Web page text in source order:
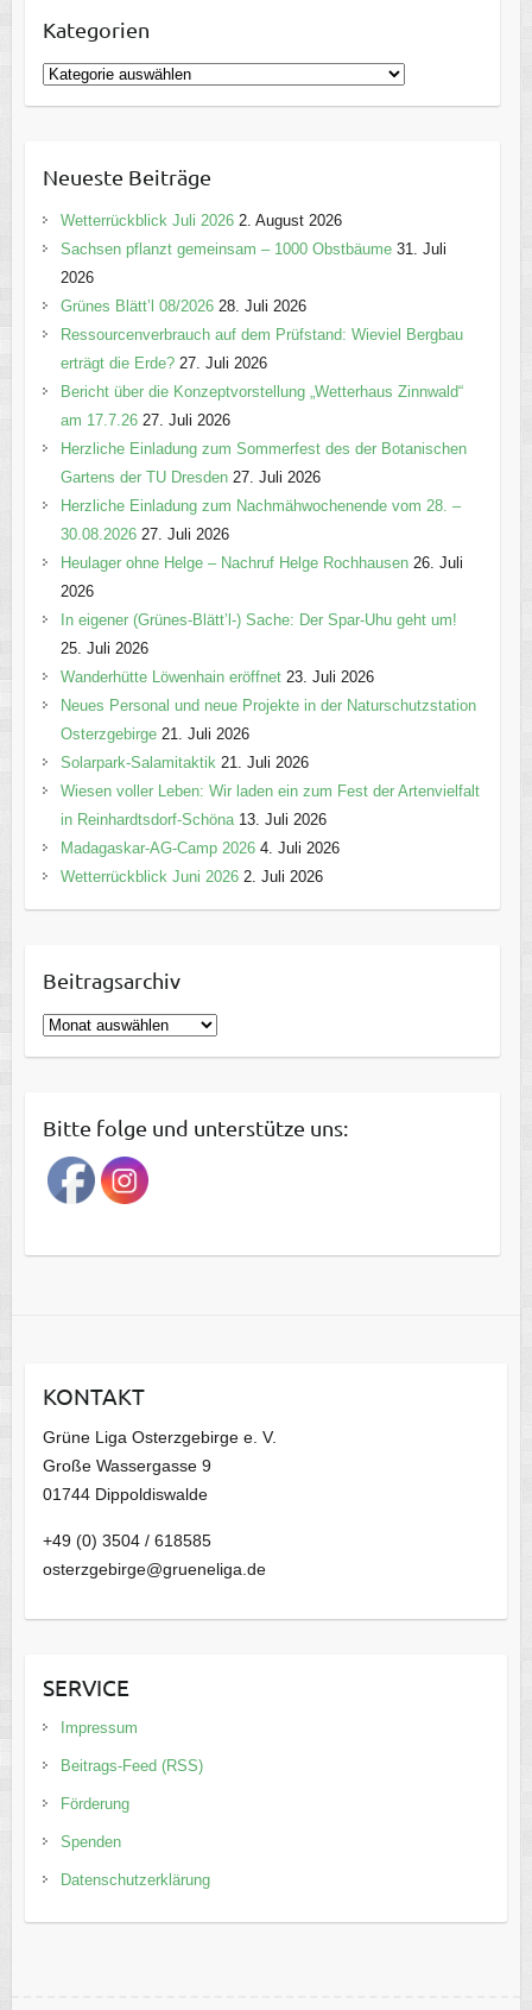
Kategorien
K
a
g
o
r
e
n
Neueste Beiträge
Wetterrückblick Juli 2026 2. August 2026
Sachsen pflanzt gemeinsam – 1000 Obstbäume 31. Juli
2026
Grünes Blätt’l 08/2026 28. Juli 2026
Ressourcenverbrauch auf dem Prüfstand: Wieviel Bergbau
erträgt die Erde? 27. Juli 2026
Bericht über die Konzeptvorstellung „Wetterhaus Zinnwald“
am 17.7.26 27. Juli 2026
Herzliche Einladung zum Sommerfest des der Botanischen
Gartens der TU Dresden 27. Juli 2026
Herzliche Einladung zum Nachmähwochenende vom 28. –
30.08.2026 27. Juli 2026
Heulager ohne Helge – Nachruf Helge Rochhausen 26. Juli
2026
In eigener (Grünes-Blätt’l-) Sache: Der Spar-Uhu geht um!
25. Juli 2026
Wanderhütte Löwenhain eröffnet 23. Juli 2026
Neues Personal und neue Projekte in der Naturschutzstation
Osterzgebirge 21. Juli 2026
Solarpark-Salamitaktik 21. Juli 2026
Wiesen voller Leben: Wir laden ein zum Fest der Artenvielfalt
in Reinhardtsdorf-Schöna 13. Juli 2026
Madagaskar-AG-Camp 2026 4. Juli 2026
Wetterrückblick Juni 2026 2. Juli 2026
Beitragsarchiv
B
e
r
a
g
a
v
Bitte folge und unterstütze uns:
KONTAKT
Grüne Liga Osterzgebirge e. V.
Große Wassergasse 9
01744 Dippoldiswalde
+49 (0) 3504 / 618585
osterzgebirge@grueneliga.de
SERVICE
Impressum
Beitrags-Feed (RSS)
Förderung
Spenden
Datenschutzerklärung